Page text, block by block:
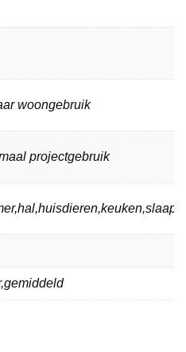
woongebruik
projectgebruik